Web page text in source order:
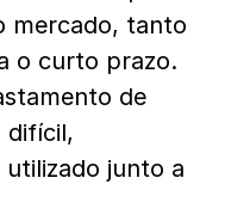
mercado, tanto
o curto prazo.
de
difícil,
junto a